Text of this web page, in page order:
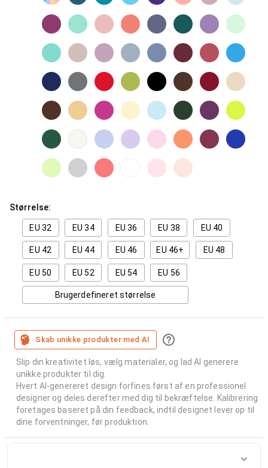
Størrelse:
EU 32 EU 34 EU 36 EU 38 EU 40
EU 42 EU 44 EU 46 EU 46+ EU 48
EU 50 EU 52 EU 54 EU 56
Brugerdefineret størrelse
Skab unikke produkter med AI
Slip din kreativitet løs, vælg materialer, og lad AI generere
unikke produkter til dig.
Hvert AI-genereret design forfines først af en professionel
designer og deles derefter med dig til bekræftelse. Kalibrering
foretages baseret på din feedback, indtil designet lever op til
dine forventninger, før produktion.